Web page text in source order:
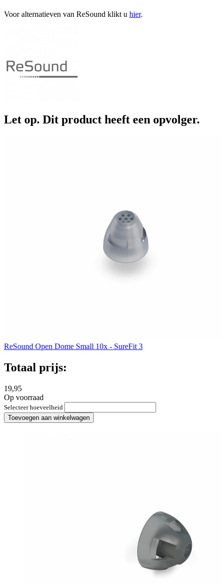
Voor alternatieven van ReSound klikt u hier.
Let op. Dit product heeft een opvolger.
ReSound Open Dome Small 10x - SureFit 3
Totaal prijs:
19,95
Op voorraad
Selecteer hoeveelheid
Toevoegen aan winkelwagen